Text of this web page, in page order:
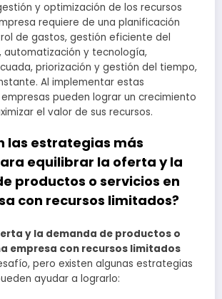
y optimización de los recursos
requiere de una planificación
de gastos, gestión eficiente del
automatización y tecnología,
priorización y gestión del tiempo,
Al implementar estas
pueden lograr un crecimiento
el valor de sus recursos.
las estrategias más
equilibrar la oferta y la
productos o servicios en
con recursos limitados?
y la demanda de productos o
empresa con recursos limitados
pero existen algunas estrategias
ayudar a lograrlo: